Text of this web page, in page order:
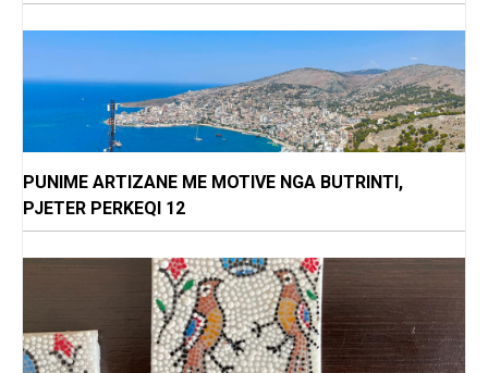
PUNIME ARTIZANE ME MOTIVE NGA BUTRINTI,
PJETER PERKEQI 12